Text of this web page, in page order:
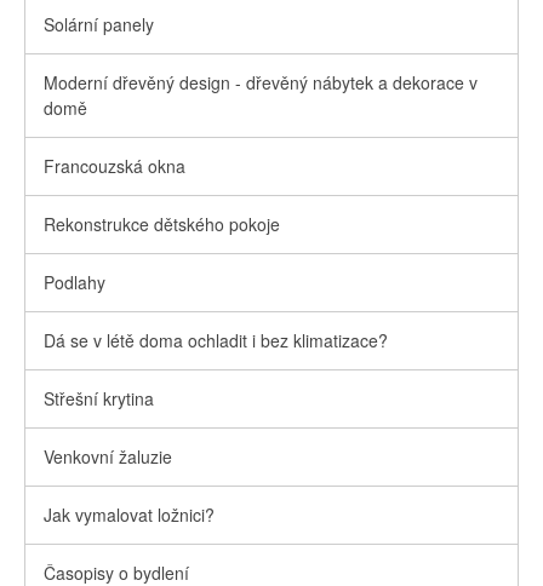
Solární panely
Moderní dřevěný design - dřevěný nábytek a dekorace v
domě
Francouzská okna
Rekonstrukce dětského pokoje
Podlahy
Dá se v létě doma ochladit i bez klimatizace?
Střešní krytina
Venkovní žaluzie
Jak vymalovat ložnici?
Časopisy o bydlení